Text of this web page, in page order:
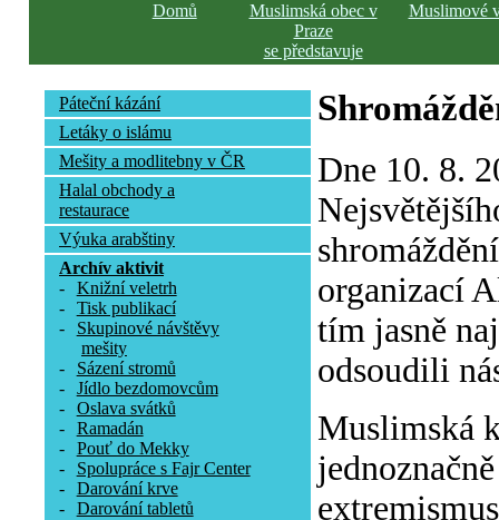
Domů
Muslimská obec v
Praze
se představuje
Muslimové
Páteční kázání
Letáky o islámu
Mešity a modlitebny v ČR
Halal obchody a
restaurace
Výuka arabštiny
Archív aktivit
-
Knižní veletrh
-
Tisk publikací
-
Skupinové návštěvy
mešity
-
Sázení stromů
-
Jídlo bezdomovcům
-
Oslava svátků
-
Ramadán
-
Pouť do Mekky
-
Spolupráce s Fajr Center
-
Darování krve
-
Darování tabletů
Dne 10. 8.
organizací
tím jasně
odsoudili
Muslimská